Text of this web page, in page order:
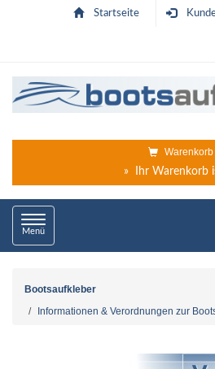
Startseite
Warenkorb
» Ihr Warenkorb
Toggle
navigation
Menü
Bootsaufkleber
Informationen & Verordnungen zur